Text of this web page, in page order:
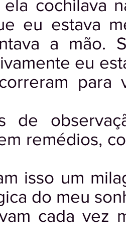
cochilava
eu estava
a mão.
eu
para
de
remédios,
isso um
do meu
cada vez